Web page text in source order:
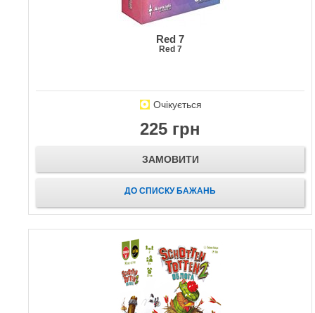
Red 7
Red 7
Очікується
225 грн
ЗАМОВИТИ
ДО СПИСКУ БАЖАНЬ